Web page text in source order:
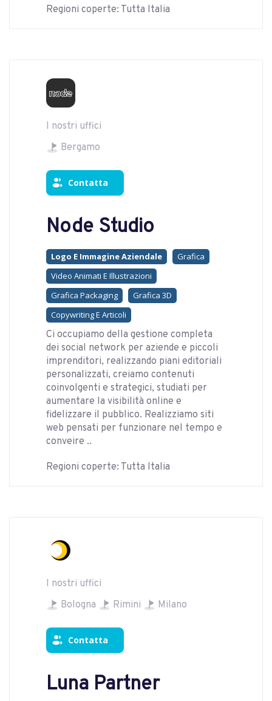
Regioni coperte: Tutta Italia
I nostri uffici
Bergamo
Contatta
Node Studio
Logo E Immagine Aziendale
Grafica
Video Animati E Illustrazioni
Grafica Packaging
Grafica 3D
Copywriting E Articoli
Ci occupiamo della gestione completa
dei social network per aziende e piccoli
imprenditori, realizzando piani editoriali
personalizzati, creiamo contenuti
coinvolgenti e strategici, studiati per
aumentare la visibilità online e
fidelizzare il pubblico. Realizziamo siti
web pensati per funzionare nel tempo e
conveire ..
Regioni coperte: Tutta Italia
I nostri uffici
Bologna
Rimini Milano
Contatta
Luna Partner